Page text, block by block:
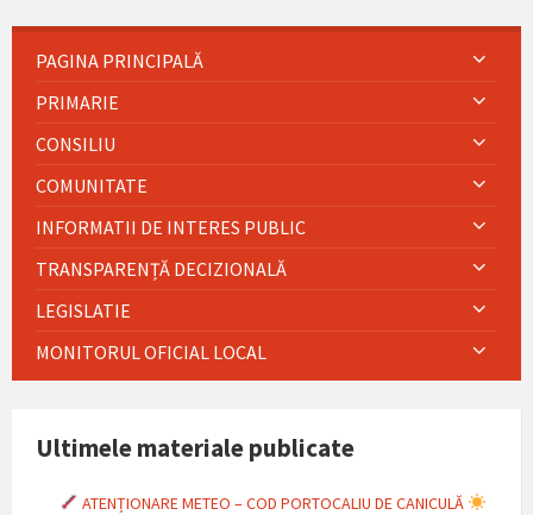
PAGINA PRINCIPALĂ
PRIMARIE
CONSILIU
COMUNITATE
INFORMATII DE INTERES PUBLIC
TRANSPARENȚĂ DECIZIONALĂ
LEGISLATIE
MONITORUL OFICIAL LOCAL
Ultimele materiale publicate
ATENȚIONARE METEO – COD PORTOCALIU DE CANICULĂ